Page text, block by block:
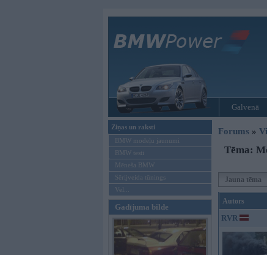
Galvenā
Ziņas un raksti
BMW modeļu jaunumi
BMW testi
Mēneša BMW
Sērijveida tūnings
Vel...
Gadījuma bilde
Forums »
Tēma:
Jauna tēma
Autors
RVR